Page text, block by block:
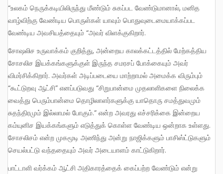
“உலகம் நெருக்கடியிலிருந்து மீண்டும் சுகப்பட வேண்டுமானால், மனித
வாழ்விற்கு வேண்டிய பொருள்கள் யாவும் பொதுவுடைமையாக்கப்பட
வேண்டிய அவசியத்தையும் “அவர் விளக்குகிறார்.
சோஷலிச உருவாக்கம் குறித்து, அன்றைய காலக்கட்டத்தில் மேற்கத்திய
சோசலிச இயக்கங்களுக்குள் இருந்த சமரசப் போக்கையும் அவர்
விமர்சிக்கிறார். அவர்கள் அடிப்படையை மாற்றாமல் அமைக்க விரும்பும்
“கூட்டுறவு ஆட்சி” எனப்படுவது “சிறுபான்மை முதலாளிகளை நிலைக்க
வைத்து பெரும்பான்மை தொழிலாளர்களுக்கு யாதொரு சமத்துவமும்
சுதந்திரமும் இல்லாமல் போகும்.” என்ற அவரது எச்சரிக்கை இன்றைய
கம்யுனிச இயக்கங்களும் எடுத்துக் கொள்ள வேண்டிய ஒன்றாக உள்ளது.
சோசலிசம் என்ற முகமூடி அணிந்து அன்று நாஜிக்களும் பாசிஸ்ட்டுகளும்
செயல்பட்டு வந்ததையும் அவர் அடையாளம் காட்டுகிறார்.
பாட்டாளி வர்க்கம் ஆட்சி அதிகாரத்தைக் கைப்பற்ற வேண்டும் என்று